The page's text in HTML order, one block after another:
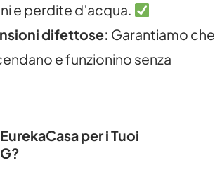
e perdite d’acqua.
difettose: Garantiamo che
e funzionino senza
per i Tuoi